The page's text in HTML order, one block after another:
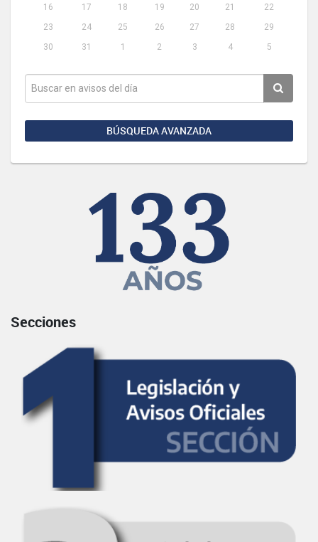
16
17 18 19 20 21
22
23
24 25 26 27 28
29
30
31 1 2 3 4 5
BÚSQUEDA AVANZADA
Secciones